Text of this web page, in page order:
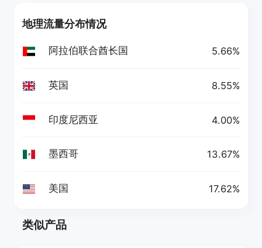
地理流量分布情况
阿拉伯联合酋长国 5.66%
英国 8.55%
印度尼西亚 4.00%
墨西哥 13.67%
美国 17.62%
类似产品